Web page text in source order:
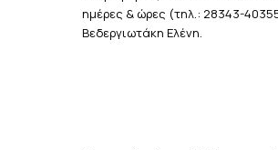
ημέρες & ώρες (τηλ.: 28343-
Βεδεργιωτάκη Ελένη.